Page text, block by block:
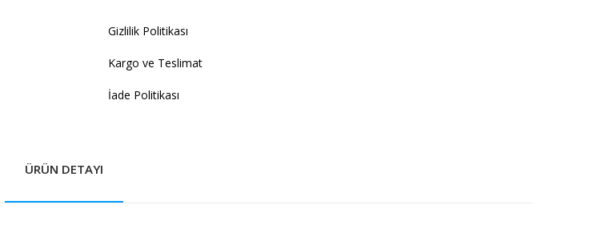
Gizlilik Politikası
Kargo ve Teslimat
İade Politikası
ÜRÜN DETAYI